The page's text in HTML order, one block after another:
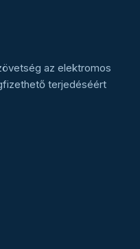
az elektromos
terjedéséért